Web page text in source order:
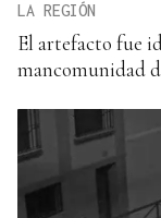
LA REGIÓN
El artefacto fue
mancomunidad